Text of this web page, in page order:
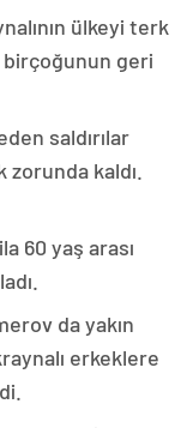
ülkeyi terk
geri
saldırılar
kaldı.
60 yaş arası
da yakın
erkeklere